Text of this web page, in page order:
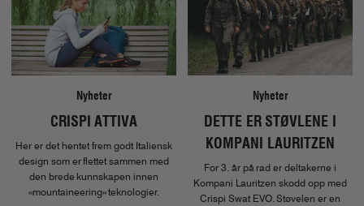
Nyheter
CRISPI ATTIVA
Her er det hentet frem godt Italiensk
design som er flettet sammen med
den brede kunnskapen innen
«mountaineering» teknologier.
Nyheter
DETTE ER STØVLENE I
KOMPANI LAURITZEN
For 3. år på rad er deltakerne i
Kompani Lauritzen skodd opp med
Crispi Swat EVO. Støvelen er en